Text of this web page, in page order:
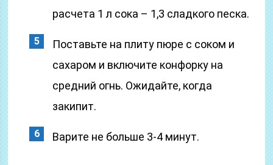
расчета 1 л сока – 1,3 сладкого песка.
Поставьте на плиту пюре с соком и
сахаром и включите конфорку на
средний огнь. Ожидайте, когда
закипит.
Варите не больше 3-4 минут.